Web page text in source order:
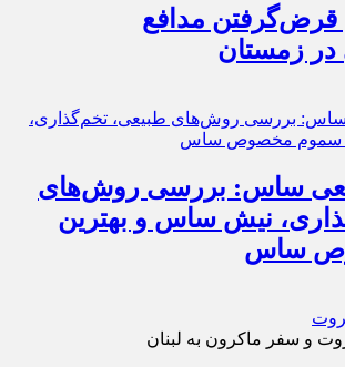
قرض‌گرفتن مدافع
زمستان
ساس: بررسی روش‌های
نیش ساس و بهترین
ساس
و سفر ماکرون به لبنان